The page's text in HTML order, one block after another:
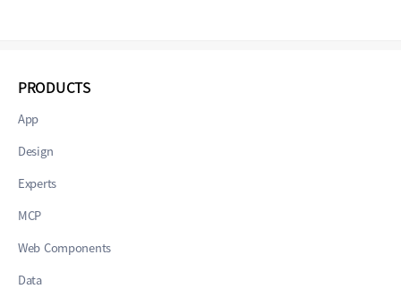
PRODUCTS
App
Design
Experts
MCP
Web Components
Data